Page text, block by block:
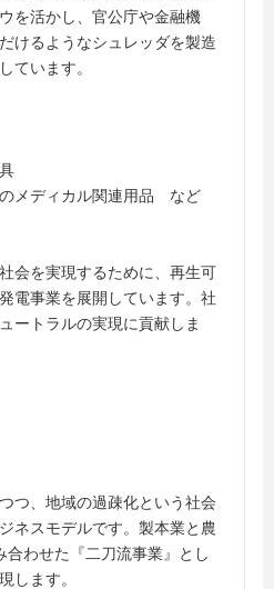
を活かし、官公庁や金融機
けるようなシュレッダを製造
ています。
のメディカル関連用品 など
会を実現するために、再生可
電事業を展開しています。社
ートラルの実現に貢献しま
つ、地域の過疎化という社会
ネスモデルです。製本業と農
わせた『二刀流事業』とし
します。